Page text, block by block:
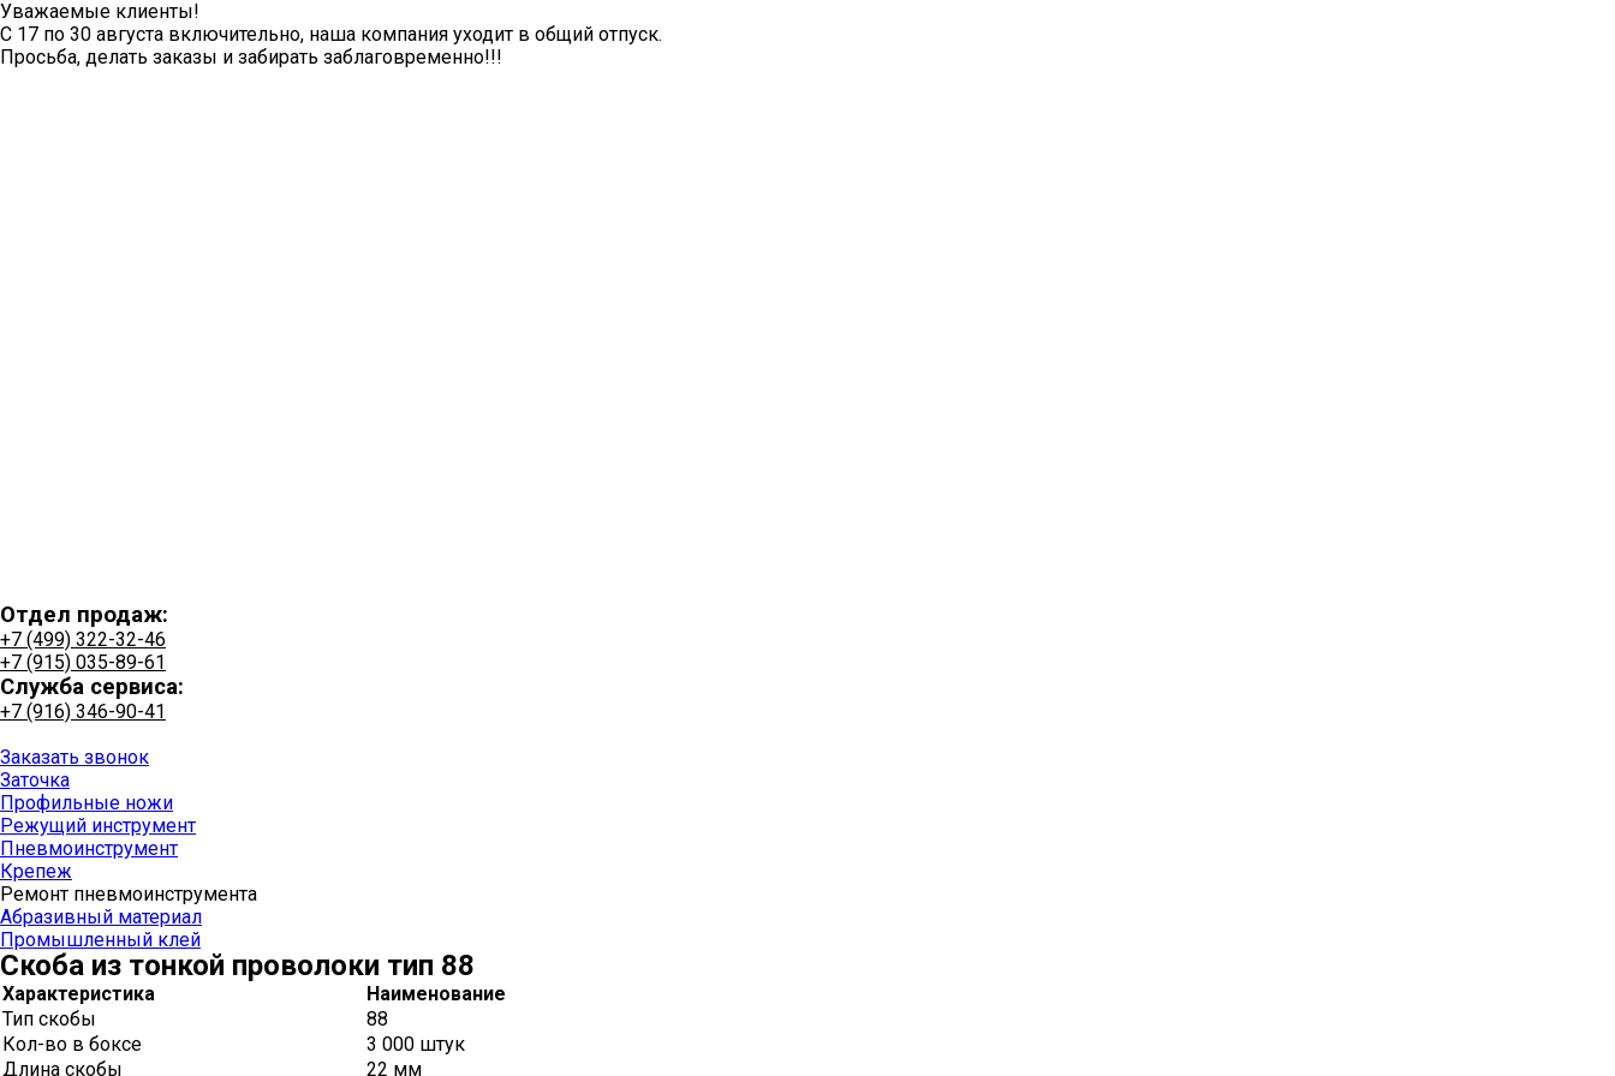
Уважаемые клиенты!
С 17 по 30 августа включительно, наша компания уходит в общий отпуск.
Просьба, делать заказы и забирать заблаговременно!!!
Отдел продаж:
+7 (499) 322-32-46
+7 (915) 035-89-61
Служба сервиса:
+7 (916) 346-90-41
Заказать звонок
Заточка
Профильные ножи
Режущий инструмент
Пневмоинструмент
Крепеж
Ремонт пневмоинструмента
Абразивный материал
Промышленный клей
Скоба из тонкой проволоки тип 88
Характеристика
Наименование
Тип скобы
88
Кол-во в боксе
3 000 штук
Длина скобы
22 мм